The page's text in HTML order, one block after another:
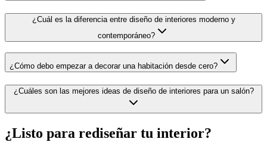
¿Cuál es la diferencia entre diseño de interiores moderno y
contemporáneo?
¿Cómo debo empezar a decorar una habitación desde cero?
¿Cuáles son las mejores ideas de diseño de interiores para un salón?
¿Listo para rediseñar tu interior?